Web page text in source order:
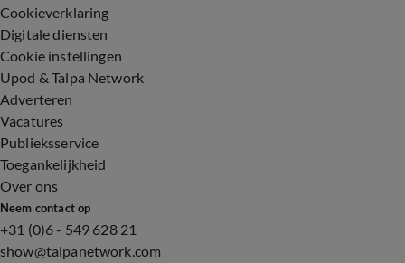
Cookieverklaring
Digitale diensten
Cookie instellingen
Upod & Talpa Network
Adverteren
Vacatures
Publieksservice
Toegankelijkheid
Over ons
Neem contact op
+31 (0)6 - 549 628 21
show@talpanetwork.com